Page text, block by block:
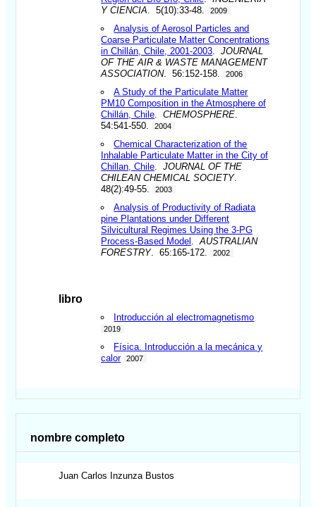
Y CIENCIA . 5(10):33-48. 2009
Analysis of Aerosol Particles and
Coarse Particulate Matter Concentrations
in Chillán, Chile, 2001-2003 .JOURNAL
OF THE AIR & WASTE MANAGEMENT
ASSOCIATION. 56:152-158. 2006
A Study of the Particulate Matter
PM10 Composition in the Atmosphere of
Chillán, Chile .CHEMOSPHERE
54:541-550.
2004
Chemical Characterization of the
Inhalable Particulate Matter in the City of
Chillan, Chile .JOURNAL OF THE
CHILEAN CHEMICAL SOCIETY.
48(2):49-55.
2003
Analysis of Productivity of Radiata
pine Plantations under Different
Silvicultural Regimes Using the 3-PG
Process-Based Model
.AUSTRALIAN
FORESTRY. 65:165-172. 2002
libro
Introducción al electromagnetismo
2019
Física. Introducción a la mecánica y
calor
2007
nombre completo
Juan Carlos Inzunza Bustos